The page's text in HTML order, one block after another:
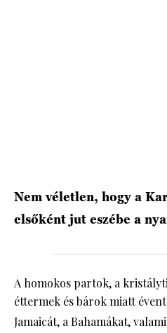
Nem véletlen, hogy a
elsőként jut eszébe a
A homokos partok, a
éttermek és bárok miatt
Jamaicát, a Bahamákat,